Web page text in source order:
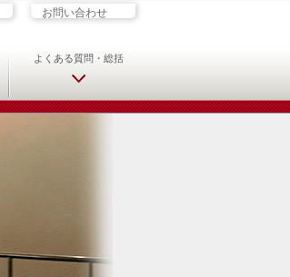
科専門医・専攻医
お問い合わせ
よくある質問・総括